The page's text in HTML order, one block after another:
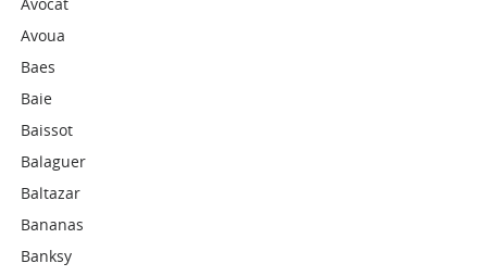
Avoua
Baes
Baie
Baissot
Balaguer
Baltazar
Bananas
Banksy